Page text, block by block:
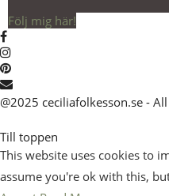
Följ mig här!
@2025 ceciliafolkesson.se -
Till toppen
This website uses cookies to
assume you're ok with this,